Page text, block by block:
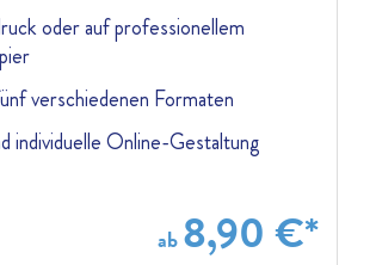
oder auf professionellem
verschiedenen Formaten
individuelle Online-Gestaltung
ab8,90 €*